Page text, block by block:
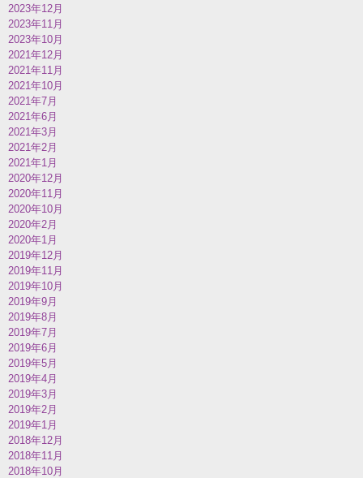
2023年12月
2023年11月
2023年10月
2021年12月
2021年11月
2021年10月
2021年7月
2021年6月
2021年3月
2021年2月
2021年1月
2020年12月
2020年11月
2020年10月
2020年2月
2020年1月
2019年12月
2019年11月
2019年10月
2019年9月
2019年8月
2019年7月
2019年6月
2019年5月
2019年4月
2019年3月
2019年2月
2019年1月
2018年12月
2018年11月
2018年10月